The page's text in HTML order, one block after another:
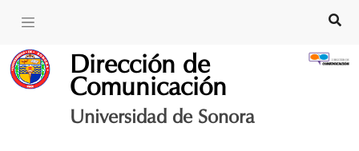
content
Dirección de
Comunicación
Universidad de Sonora